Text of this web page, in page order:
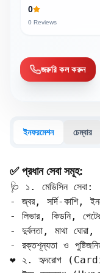
0
0 Reviews
জরুরি কল করুন
ইনফরমেশন চেম্বার
✅ প্রধান সেবা সমূহ:
🩺 ১. মেডিসিন সেবা:
- জ্বর, সর্দি-কাশি,
- লিভার, কিডনি,
- দুর্বলতা, মাথা
- রক্তশূন্যতা ও
❤️ ২. হৃদরোগ